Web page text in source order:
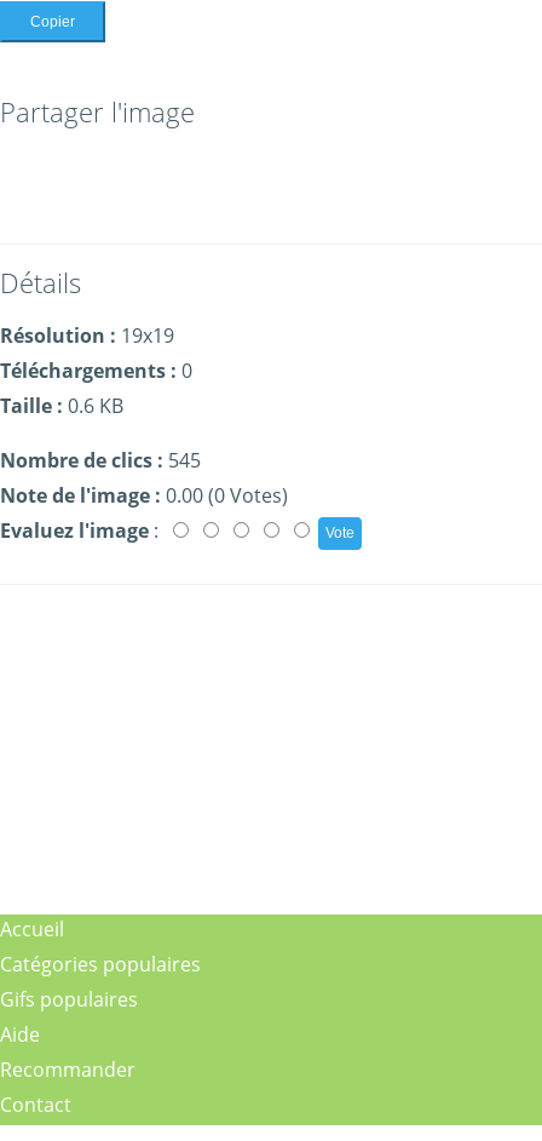
Copier
Partager l'image
Détails
Résolution : 19x19
Téléchargements : 0
Taille : 0.6 KB
Nombre de clics : 545
Note de l'image : 0.00 (0 Votes)
Evaluez l'image :
Accueil
Catégories populaires
Gifs populaires
Aide
Recommander
Contact